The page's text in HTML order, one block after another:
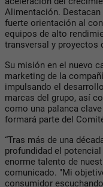
Alimentación.
fuerte orientación al
equipos de alto
transversal y proyectos
Su misión en el nuevo
marketing de la
impulsando el
marcas del grupo, así
como una palanca
formará parte del
“Tras más de una
profundidad el
enorme talento de
comunicado. "Mi
consumidor